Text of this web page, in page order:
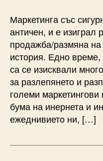
Маркетинга със
античен, и е
продажба/размяна
история. Едно
са се изисквали
за разлепянето и
големи
бума на инернета и
ежеднивието ни, […]